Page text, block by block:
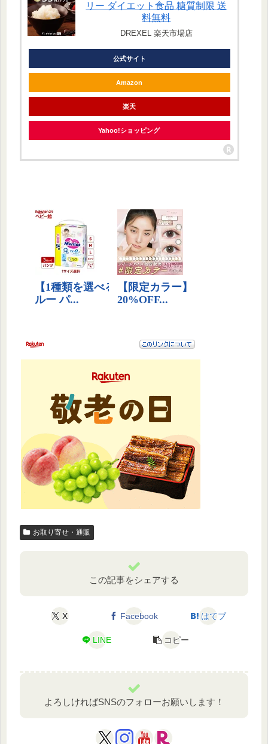
リー ダイエット食品 糖質制限 送
料無料
DREXEL 楽天市場店
公式サイト
Amazon
楽天
Yahoo!ショッピング
お取り寄せ・通販
この記事をシェアする
X Facebook はてブ
LINE コピー
よろしければSNSのフォローお願いします！